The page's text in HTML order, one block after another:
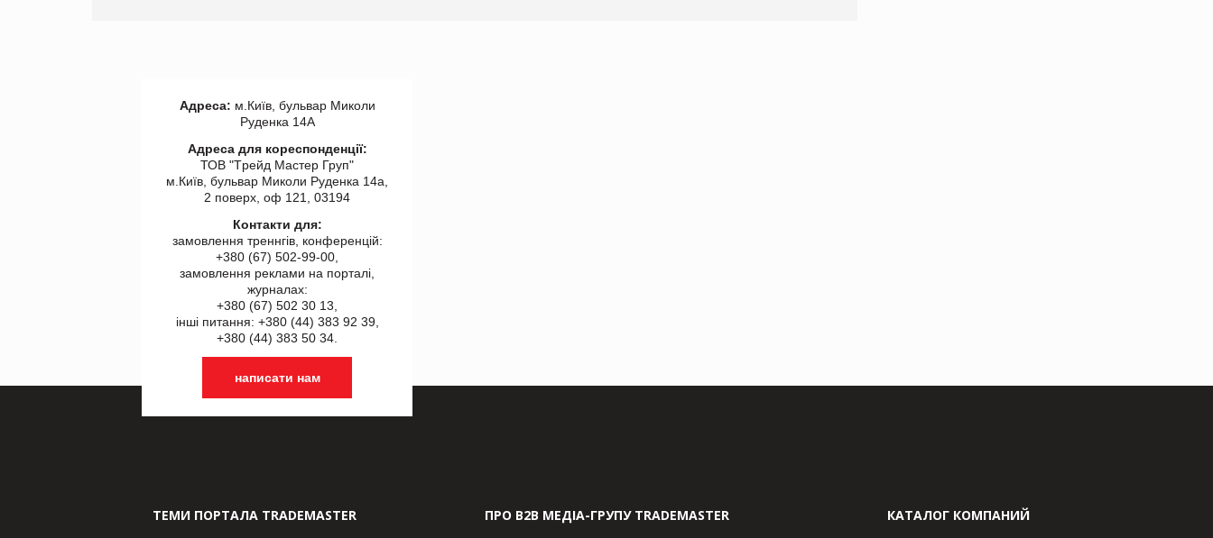
Адреса: м.Київ, бульвар Миколи
Руденка 14А
Адреса для кореспонденції:
ТОВ "Tрейд Мастер Груп"
м.Київ, бульвар Миколи Руденка 14а,
2 поверх, оф 121, 03194
Контакти для:
замовлення треннгів, конференцій:
+380 (67) 502-99-00,
замовлення реклами на порталі,
журналах:
+380 (67) 502 30 13,
інші питання: +380 (44) 383 92 39,
+380 (44) 383 50 34.
написати нам
ТЕМИ ПОРТАЛА TRADEMASTER ПРО В2В МЕДІА-ГРУПУ TRADEMASTER КАТАЛОГ КОМПАНИЙ